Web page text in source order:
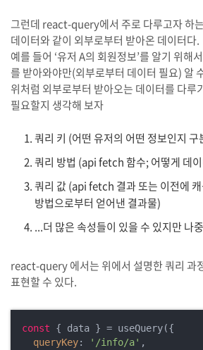
그런데 react-query에서 주로 다루고자 하
데이터와 같이 외부로부터 받아온 데이터다.
예를 들어 ‘유저 A의 회원정보’를 알기 위해
를 받아와야만(외부로부터 데이터 필요) 알
위처럼 외부로부터 받아오는 데이터를 다루
필요할지 생각해 보자
쿼리 키 (어떤 유저의 어떤 정보인지
쿼리 방법 (api fetch 함수; 어떻게 데
쿼리 값 (api fetch 결과 또는 이전에
방법으로부터 얻어낸 결과물)
...더 많은 속성들이 있을 수 있지만 나
react-query 에서는 위에서 설명한 쿼리 과
표현할 수 있다.
const { data } = useQuery({
queryKey: '/info/a' ,